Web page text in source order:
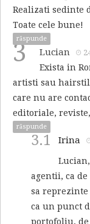
Realizati sedinte
Toate cele bune!
răspunde
3 Lucian
Exista in
artisti sau
care nu are
editoriale,
răspunde
3.1 Irina
agentii, ca
sa
ca un punct
portofoliu,